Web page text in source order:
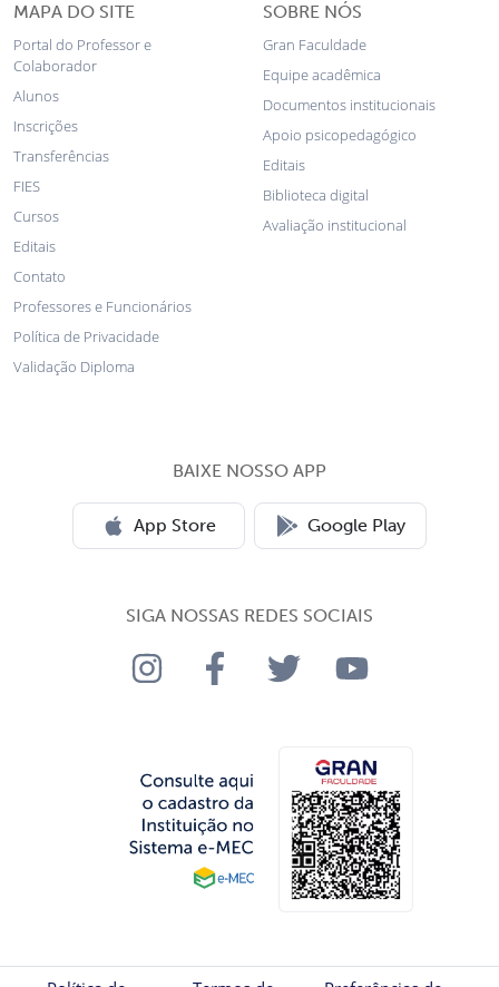
MAPA DO SITE
Portal do Professor e
Colaborador
Alunos
Inscrições
Transferências
FIES
Cursos
Editais
Contato
Professores e Funcionários
Política de Privacidade
Validação Diploma
SOBRE NÓS
Gran Faculdade
Equipe acadêmica
Documentos institucionais
Apoio psicopedagógico
Editais
Biblioteca digital
Avaliação institucional
BAIXE NOSSO APP
App Store Google Play
SIGA NOSSAS REDES SOCIAIS